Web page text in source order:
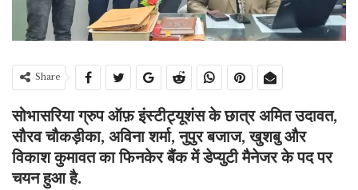
Share
सोभासरिया ग्रुप ऑफ़ इंस्टीट्यूशंस के छात्र अमित उदावत,
सौरव चौकड़ीका, अविना शर्मा, नुपुर बजाज, खुशबु और
विकाश कुमावत का फिनकेर बैंक में डेप्युटी मैनेजर के पद पर
चयन हुआ है.